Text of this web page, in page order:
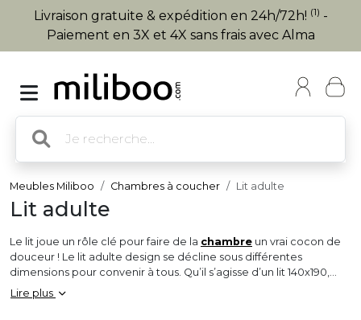
Livraison gratuite & expédition en 24h/72h! (1) -
Paiement en 3X et 4X sans frais avec Alma
Meubles Miliboo Chambres à coucher Lit adulte
Lit adulte
Le lit joue un rôle clé pour faire de la chambre un vrai cocon de
douceur ! Le lit adulte design se décline sous différentes
dimensions pour convenir à tous. Qu’il s’agisse d’un lit 140x190,
d’un lit 160x200 queen size, ou d'un 180x200 king size, tous nos lits
contribueront grandement à faire de votre chambre un véritable
Lire plus